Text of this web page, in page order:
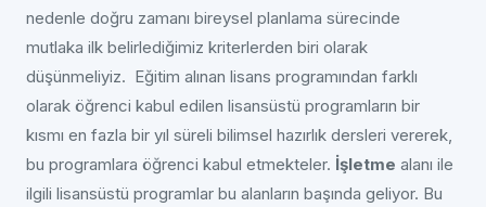
nedenle doğru zamanı bireysel planlama sürecinde
mutlaka ilk belirlediğimiz kriterlerden biri olarak
düşünmeliyiz. Eğitim alınan lisans programından farklı
olarak öğrenci kabul edilen lisansüstü programların bir
kısmı en fazla bir yıl süreli bilimsel hazırlık dersleri vererek,
bu programlara öğrenci kabul etmekteler. İşletme alanı ile
ilgili lisansüstü programlar bu alanların başında geliyor. Bu